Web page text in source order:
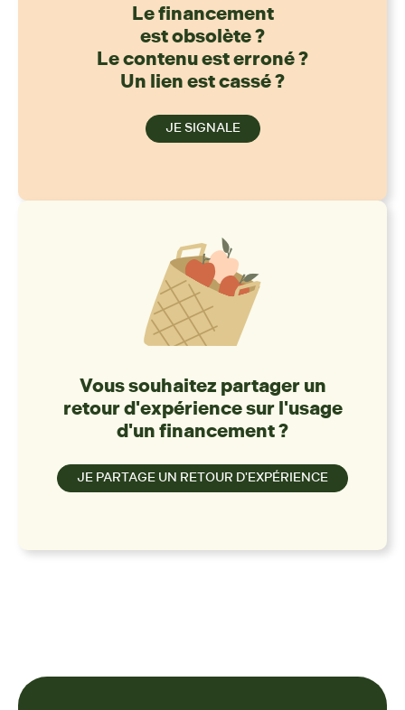
Le financement
est obsolète ?
Le contenu est erroné ?
Un lien est cassé ?
JE SIGNALE
Vous souhaitez partager un
retour d'expérience sur l'usage
d'un financement ?
JE PARTAGE UN RETOUR D'EXPÉRIENCE